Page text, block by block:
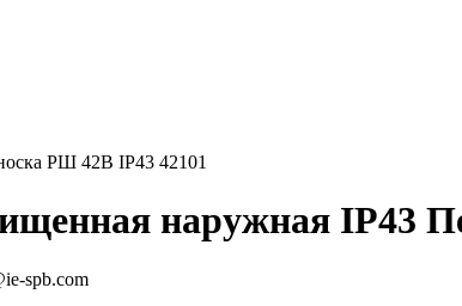
РШ 42В IP43 42101
наружная IP43
spb.com